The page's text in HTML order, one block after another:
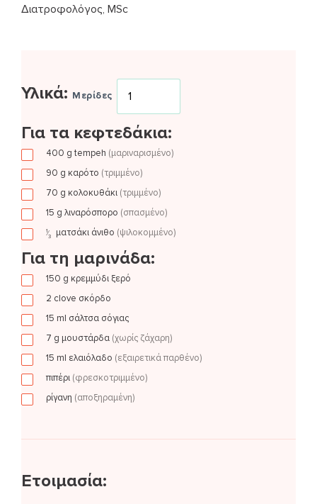
Διατροφολόγος, MSc
Υλικά: Μερίδες
Για τα κεφτεδάκια:
400 gtempeh (μαριναρισμένο)
90 g καρότο (τριμμένο)
70 g κολοκυθάκι (τριμμένο)
15 g λιναρόσπορο (σπασμένο)
1⁄3 ματσάκι άνιθο (ψιλοκομμένο)
Για τη μαρινάδα:
150 g κρεμμύδι ξερό
2 clove σκόρδο
15 ml σάλτσα σόγιας
7 g μουστάρδα (χωρίς ζάχαρη)
15 ml ελαιόλαδο (εξαιρετικά παρθένο)
πιπέρι (φρεσκοτριμμένο)
ρίγανη (αποξηραμένη)
Ετοιμασία: